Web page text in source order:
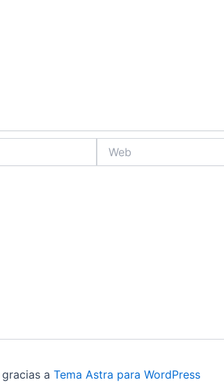
a Tema Astra para WordPress